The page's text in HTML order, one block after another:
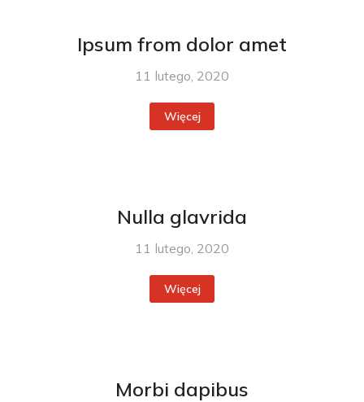
Ipsum from dolor amet
11 lutego, 2020
Więcej
Nulla glavrida
11 lutego, 2020
Więcej
Morbi dapibus